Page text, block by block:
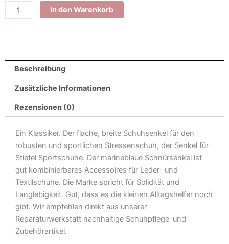
In den Warenkorb
Beschreibung
Zusätzliche Informationen
Rezensionen (0)
Ein Klassiker. Der flache, breite Schuhsenkel für den
robusten und sportlichen Stressenschuh, der Senkel für
Stiefel Sportschuhe. Der marineblaue Schnürsenkel ist
gut kombinierbares Accessoires für Leder- und
Textilschuhe. Die Marke spricht für Solidität und
Langlebigkeit. Gut, dass es die kleinen Alltagshelfer noch
gibt. Wir empfehlen direkt aus unserer
Reparaturwerkstatt nachhaltige Schuhpflege-und
Zubehörartikel.